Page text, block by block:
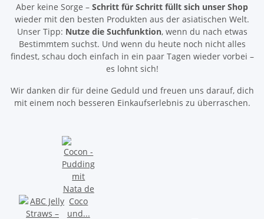
Aber keine Sorge – Schritt für Schritt füllt sich unser Shop
wieder mit den besten Produkten aus der asiatischen Welt.
Unser Tipp: Nutze die Suchfunktion, wenn du nach etwas
Bestimmtem suchst. Und wenn du heute noch nicht alles
findest, schau doch einfach in ein paar Tagen wieder vorbei –
es lohnt sich!
Wir danken dir für deine Geduld und freuen uns darauf, dich
mit einem noch besseren Einkaufserlebnis zu überraschen.